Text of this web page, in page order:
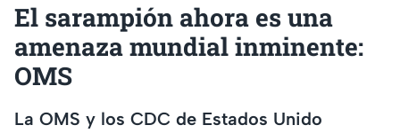
El sarampión ahora es una
amenaza mundial inminente:
OMS
La OMS y los CDC de Estados Unido